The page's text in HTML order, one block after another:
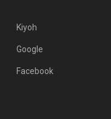
Kiyoh
Google
Facebook